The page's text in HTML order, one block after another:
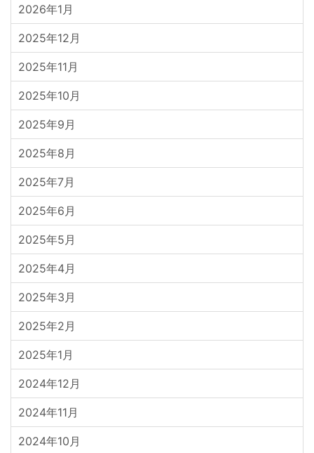
2026年1月
2025年12月
2025年11月
2025年10月
2025年9月
2025年8月
2025年7月
2025年6月
2025年5月
2025年4月
2025年3月
2025年2月
2025年1月
2024年12月
2024年11月
2024年10月